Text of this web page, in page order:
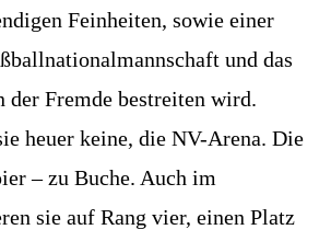
Feinheiten, sowie einer
und das
der Fremde bestreiten wird.
heuer keine, die NV-Arena. Die
– zu Buche. Auch im
sie auf Rang vier, einen Platz